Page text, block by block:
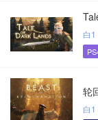
白1
轮
白1